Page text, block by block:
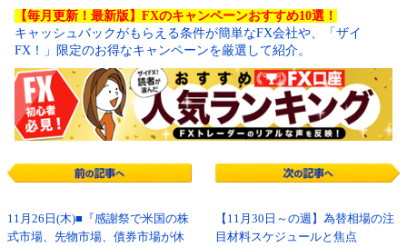
【毎月更新！最新版】FXのキャンペーンおすすめ10選！
キャッシュバックがもらえる条件が簡単なFX会社や、「ザイ
FX！」限定のお得なキャンペーンを厳選して紹介。
11月26日(木)■『感謝祭で米国の株
式市場、先物市場、債券市場が休
【11月30日～の週】為替相場の注
目材料スケジュールと焦点